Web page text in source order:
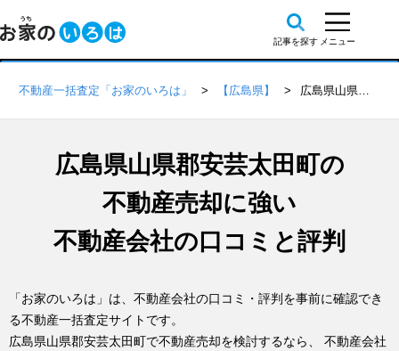
不動産一括査定「お家のいろは」 【広島県】 広島県山県郡安芸太田町の不動産会社 口コミ・評判一覧
広島県山県郡安芸太田町の
不動産売却に強い
不動産会社の口コミと評判
「お家のいろは」は、不動産会社の口コミ・評判を事前に確認でき
る不動産一括査定サイトです。
広島県山県郡安芸太田町で不動産売却を検討するなら、 不動産会社